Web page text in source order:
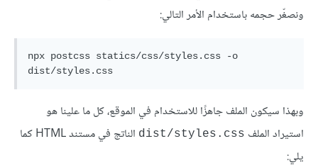
ونصغّر حجمه باستخدام الأمر التالي:
npx postcss statics/css/styles.css -o
وبهذا سيكون الملف جاهزًا للاستخدام في الموقع، كل ما علينا هو
استيراد الملف dist/styles.css
الناتج في مستند HTML كما
يلي: